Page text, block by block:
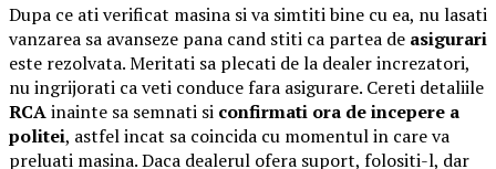
Dupa ce ati verificat masina si va simtiti bine cu ea, nu lasati
vanzarea sa avanseze pana cand stiti ca partea de asigurari
este rezolvata. Meritati sa plecati de la dealer increzatori,
nu ingrijorati ca veti conduce fara asigurare. Cereti detaliile
RCAinainte sa semnati si confirmati ora de incepere a
politei, astfel incat sa coincida cu momentul in care va
preluati masina. Daca dealerul ofera suport, folositi-l, dar